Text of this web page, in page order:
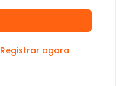
Registrar agora